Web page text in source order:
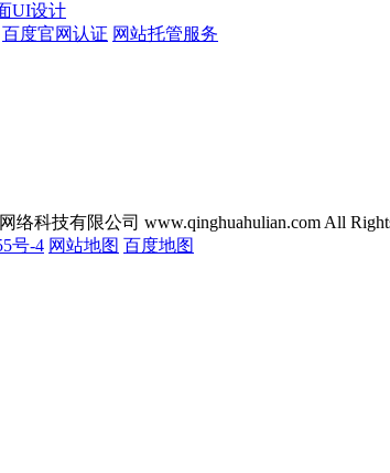
UI设计
百度官网认证 网站托管服务
科技有限公司 www.qinghuahulian.com All
号-4 网站地图 百度地图